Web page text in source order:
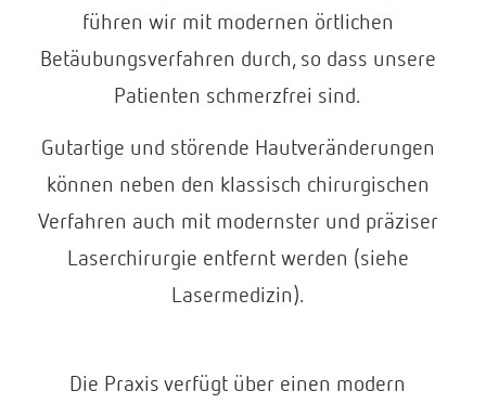
führen wir mit modernen örtlichen
Betäubungsverfahren durch, so dass unsere
Patienten schmerzfrei sind.
Gutartige und störende Hautveränderungen
können neben den klassisch chirurgischen
Verfahren auch mit modernster und präziser
Laserchirurgie entfernt werden (siehe
Lasermedizin).
Die Praxis verfügt über einen modern